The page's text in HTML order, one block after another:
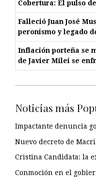
Cobertura: El pulso
Falleció Juan José
peronismo y legado
Inflación porteña se
de Javier Milei se
Noticias más
Impactante denuncia
Nuevo decreto de
Cristina Candidata: la
Conmoción en el